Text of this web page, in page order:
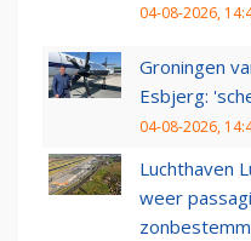
04-08-2026,
Groningen
Esbjerg:
04-08-2026,
Luchthaven
weer